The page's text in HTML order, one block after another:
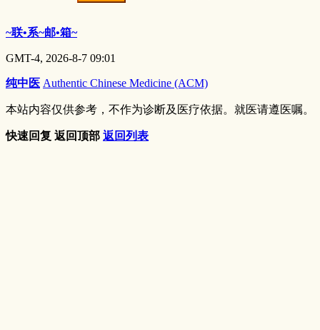
~联•系~邮•箱~
GMT-4, 2026-8-7 09:01
纯中医 Authentic Chinese Medicine (ACM)
本站内容仅供参考，不作为诊断及医疗依据。就医请遵医嘱。
快速回复 返回顶部 返回列表